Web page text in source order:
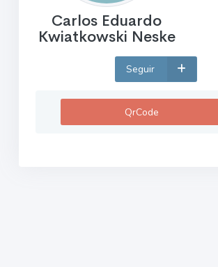
Carlos Eduardo
Kwiatkowski Neske
Seguir
QrCode